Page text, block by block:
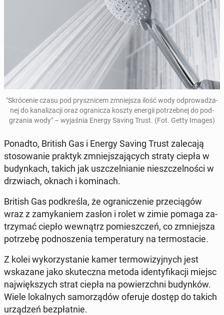
"Skró­ce­nie czasu pod prysz­ni­cem zmniej­sza ilość wody od­pro­wa­dza­
nej do ka­na­li­za­cji oraz ogra­ni­cza koszty energii po­trzeb­nej do pod­
grza­nia wody" – wy­ja­śnia Energy Saving Trust. (Fot. Getty Images)
Ponadto, British Gas i Energy Saving Trust za­le­ca­ją
sto­so­wa­nie praktyk zmniej­sza­ją­cych straty ciepła w
bu­dyn­kach, takich jak uszczel­nia­nie nie­szczel­no­ści w
drzwiach, oknach i ko­mi­nach.
British Gas pod­kre­śla, że ogra­ni­cze­nie prze­cią­gów
wraz z za­my­ka­niem zasłon i rolet w zimie pomaga za­
trzy­mać ciepło we­wnątrz po­miesz­czeń, co zmniej­sza
po­trze­bę pod­no­sze­nia tem­pe­ra­tu­ry na ter­mo­sta­cie.
Z kolei wy­ko­rzy­sta­nie kamer ter­mo­wi­zyj­nych jest
wska­za­ne jako sku­tecz­na metoda iden­ty­fi­ka­cji miejsc
naj­więk­szych strat ciepła na po­wierzch­ni bu­dyn­ków.
Wiele lo­kal­nych sa­mo­rzą­dów oferuje dostęp do takich
urzą­dzeń bez­płat­nie.